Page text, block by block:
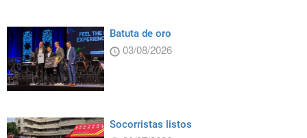
Batuta de oro
03/08/2026
Socorristas listos